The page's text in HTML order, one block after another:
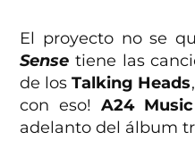
El proyecto no se
Sense tiene las
de losTalking Heads
con eso!A24 Music
adelanto del álbum